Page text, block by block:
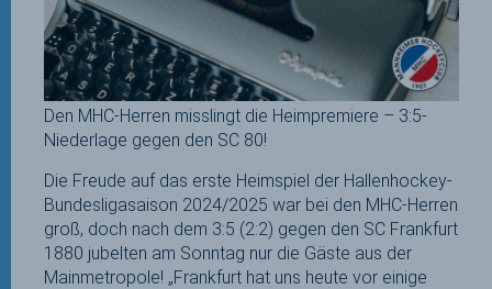
Den MHC-Herren misslingt die Heimpremiere – 3:5-
Niederlage gegen den SC 80!
Die Freude auf das erste Heimspiel der Hallenhockey-
Bundesligasaison 2024/2025 war bei den MHC-Herren
groß, doch nach dem 3:5 (2:2) gegen den SC Frankfurt
1880 jubelten am Sonntag nur die Gäste aus der
Mainmetropole! „Frankfurt hat uns heute vor einige